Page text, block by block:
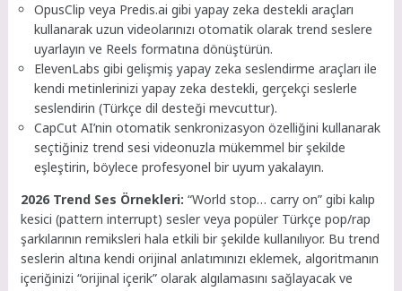
OpusClip veya Predis.ai gibi yapay zeka destekli araçları
kullanarak uzun videolarınızı otomatik olarak trend seslere
uyarlayın ve Reels formatına dönüştürün.
ElevenLabs gibi gelişmiş yapay zeka seslendirme araçları ile
kendi metinlerinizi yapay zeka destekli, gerçekçi seslerle
seslendirin (Türkçe dil desteği mevcuttur).
CapCut AI’nin otomatik senkronizasyon özelliğini kullanarak
seçtiğiniz trend sesi videonuzla mükemmel bir şekilde
eşleştirin, böylece profesyonel bir uyum yakalayın.
2026 Trend Ses Örnekleri: “World stop… carry on” gibi kalıp
kesici (pattern interrupt) sesler veya popüler Türkçe pop/rap
şarkılarının remiksleri hala etkili bir şekilde kullanılıyor. Bu trend
seslerin altına kendi orijinal anlatımınızı eklemek, algoritmanın
içeriğinizi “orijinal içerik” olarak algılamasını sağlayacak ve